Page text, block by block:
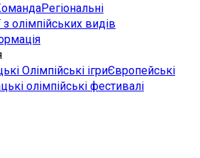
Регіональні
олімпійських видів
Олімпійські ігриЄвропейські
олімпійські фестивалі